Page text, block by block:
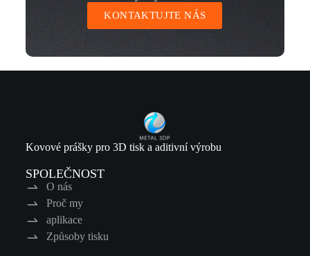
KONTAKTUJTE NÁS
Kovové prášky pro 3D tisk a aditivní výrobu
SPOLEČNOST
O nás
Proč my
aplikace
Způsoby tisku